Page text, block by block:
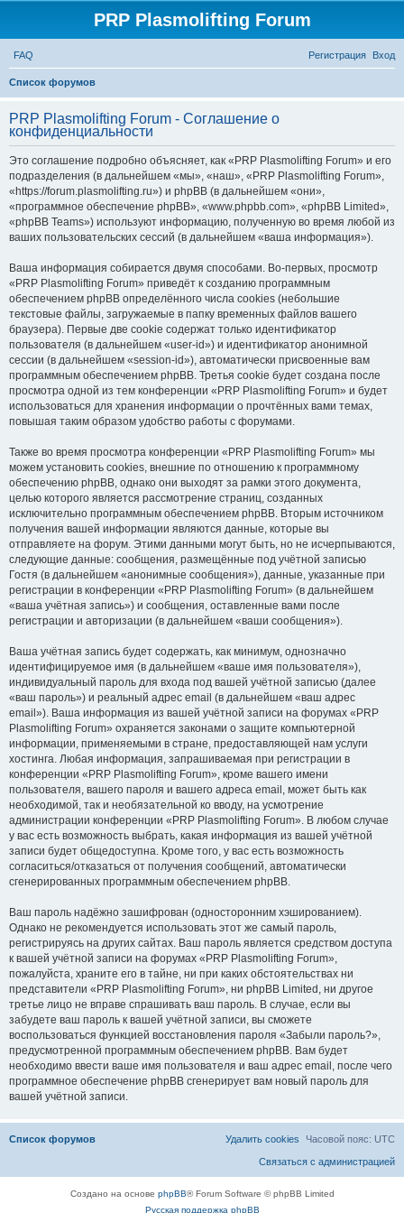
PRP Plasmolifting Forum
FAQ Вход
Регистрация
Список форумов
с
PRP Plasmolifting Forum - Соглашение о
конфиденциальности
Это соглашение подробно объясняет, как «PRP Plasmolifting Forum» и его
подразделения (в дальнейшем «мы», «наш», «PRP Plasmolifting Forum»,
«https://forum.plasmolifting.ru») и phpBB (в дальнейшем «они»,
«программное обеспечение phpBB», «www.phpbb.com», «phpBB Limited»,
«phpBB Teams») используют информацию, полученную во время любой из
ваших пользовательских сессий (в дальнейшем «ваша информация»).
Ваша информация собирается двумя способами. Во-первых, просмотр
«PRP Plasmolifting Forum» приведёт к созданию программным
обеспечением phpBB определённого числа cookies (небольшие
текстовые файлы, загружаемые в папку временных файлов вашего
браузера). Первые две cookie содержат только идентификатор
пользователя (в дальнейшем «user-id») и идентификатор анонимной
сессии (в дальнейшем «session-id»), автоматически присвоенные вам
программным обеспечением phpBB. Третья cookie будет создана после
просмотра одной из тем конференции «PRP Plasmolifting Forum» и будет
использоваться для хранения информации о прочтённых вами темах,
повышая таким образом удобство работы с форумами.
Также во время просмотра конференции «PRP Plasmolifting Forum» мы
можем установить cookies, внешние по отношению к программному
обеспечению phpBB, однако они выходят за рамки этого документа,
целью которого является рассмотрение страниц, созданных
исключительно программным обеспечением phpBB. Вторым источником
получения вашей информации являются данные, которые вы
отправляете на форум. Этими данными могут быть, но не исчерпываются,
следующие данные: сообщения, размещённые под учётной записью
Гостя (в дальнейшем «анонимные сообщения»), данные, указанные при
регистрации в конференции «PRP Plasmolifting Forum» (в дальнейшем
«ваша учётная запись») и сообщения, оставленные вами после
регистрации и авторизации (в дальнейшем «ваши сообщения»).
Ваша учётная запись будет содержать, как минимум, однозначно
идентифицируемое имя (в дальнейшем «ваше имя пользователя»),
индивидуальный пароль для входа под вашей учётной записью (далее
«ваш пароль») и реальный адрес email (в дальнейшем «ваш адрес
email»). Ваша информация из вашей учётной записи на форумах «PRP
Plasmolifting Forum» охраняется законами о защите компьютерной
информации, применяемыми в стране, предоставляющей нам услуги
хостинга. Любая информация, запрашиваемая при регистрации в
конференции «PRP Plasmolifting Forum», кроме вашего имени
пользователя, вашего пароля и вашего адреса email, может быть как
необходимой, так и необязательной ко вводу, на усмотрение
администрации конференции «PRP Plasmolifting Forum». В любом случае
у вас есть возможность выбрать, какая информация из вашей учётной
записи будет общедоступна. Кроме того, у вас есть возможность
согласиться/отказаться от получения сообщений, автоматически
сгенерированных программным обеспечением phpBB.
Ваш пароль надёжно зашифрован (односторонним хэшированием).
Однако не рекомендуется использовать этот же самый пароль,
регистрируясь на других сайтах. Ваш пароль является средством доступа
к вашей учётной записи на форумах «PRP Plasmolifting Forum»,
пожалуйста, храните его в тайне, ни при каких обстоятельствах ни
представители «PRP Plasmolifting Forum», ни phpBB Limited, ни другое
третье лицо не вправе спрашивать ваш пароль. В случае, если вы
забудете ваш пароль к вашей учётной записи, вы сможете
воспользоваться функцией восстановления пароля «Забыли пароль?»,
предусмотренной программным обеспечением phpBB. Вам будет
необходимо ввести ваше имя пользователя и ваш адрес email, после чего
программное обеспечение phpBB сгенерирует вам новый пароль для
вашей учётной записи.
Список форумов Часовой пояс: UTC
Удалить cookies
Связаться с администрацией
Создано на основе phpBB® Forum Software © phpBB Limited
Русская поддержка phpBB